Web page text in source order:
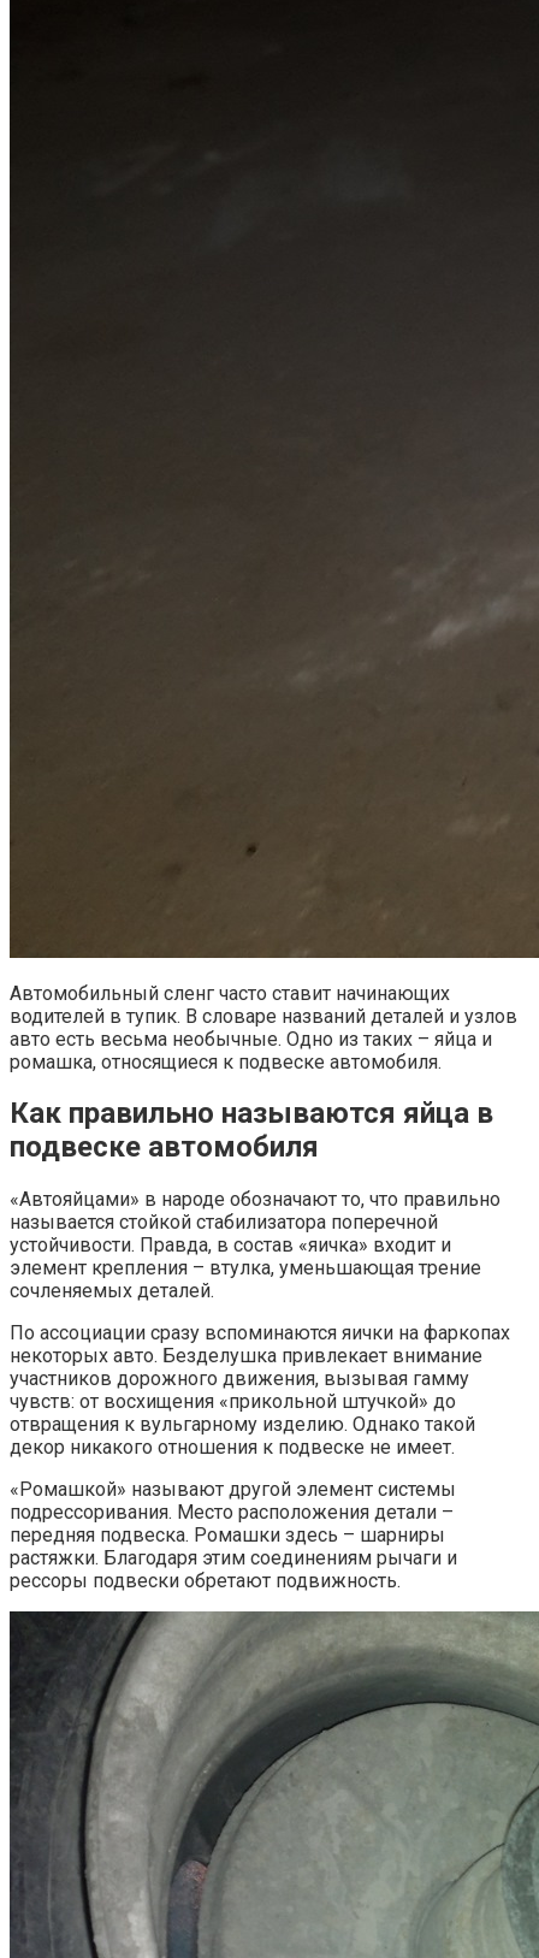
Автомобильный сленг часто ставит начинающих
водителей в тупик. В словаре названий деталей и узлов
авто есть весьма необычные. Одно из таких – яйца и
ромашка, относящиеся к подвеске автомобиля.
Как правильно называются яйца в
подвеске автомобиля
«Автояйцами» в народе обозначают то, что правильно
называется стойкой стабилизатора поперечной
устойчивости. Правда, в состав «яичка» входит и
элемент крепления – втулка, уменьшающая трение
сочленяемых деталей.
По ассоциации сразу вспоминаются яички на фаркопах
некоторых авто. Безделушка привлекает внимание
участников дорожного движения, вызывая гамму
чувств: от восхищения «прикольной штучкой» до
отвращения к вульгарному изделию. Однако такой
декор никакого отношения к подвеске не имеет.
«Ромашкой» называют другой элемент системы
подрессоривания. Место расположения детали –
передняя подвеска. Ромашки здесь – шарниры
растяжки. Благодаря этим соединениям рычаги и
рессоры подвески обретают подвижность.